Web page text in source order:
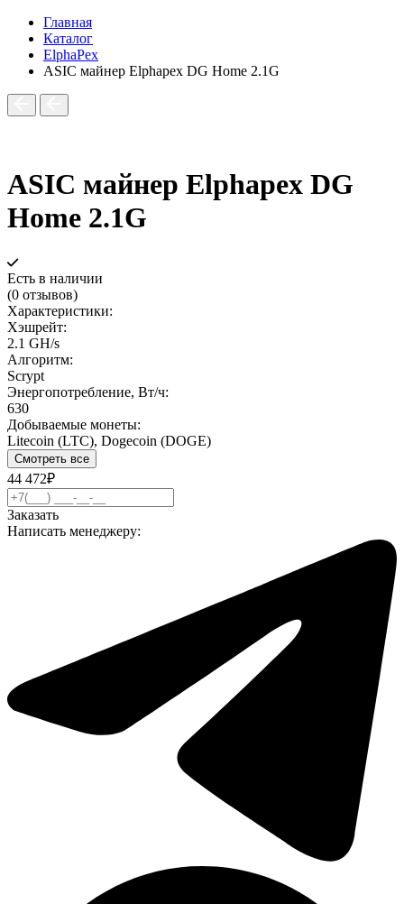
Главная
Каталог
ElphaPex
ASIC майнер Elphapex DG Home 2.1G
ASIC майнер Elphapex DG
Home 2.1G
Есть в наличии
(0 отзывов)
Характеристики:
Хэшрейт:
2.1 GH/s
Алгоритм:
Scrypt
Энергопотребление, Вт/ч:
630
Добываемые монеты:
Litecoin (LTC), Dogecoin (DOGE)
Смотреть все
44 472₽
Заказать
Написать менеджеру: